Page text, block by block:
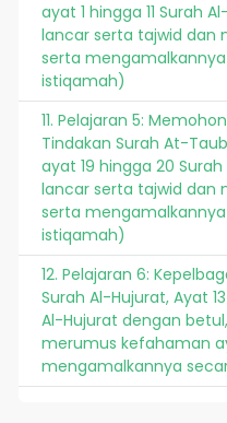
ayat 1 hingga 11 Surah
lancar serta tajwid dan
serta
istiqamah)
11. Pelajaran 5:
Tindakan Surah At-
ayat 19 hingga 20
lancar serta tajwid dan
serta
istiqamah)
12. Pelajaran 6:
Surah Al-Hujurat, Ayat
Al-Hujurat dengan
merumus kefahaman
mengamalkannya